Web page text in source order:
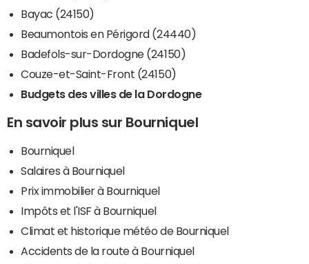
Bayac (24150)
Beaumontois en Périgord (24440)
Badefols-sur-Dordogne (24150)
Couze-et-Saint-Front (24150)
Budgets des villes de la Dordogne
En savoir plus sur Bourniquel
Bourniquel
Salaires à Bourniquel
Prix immobilier à Bourniquel
Impôts et l'ISF à Bourniquel
Climat et historique météo de Bourniquel
Accidents de la route à Bourniquel